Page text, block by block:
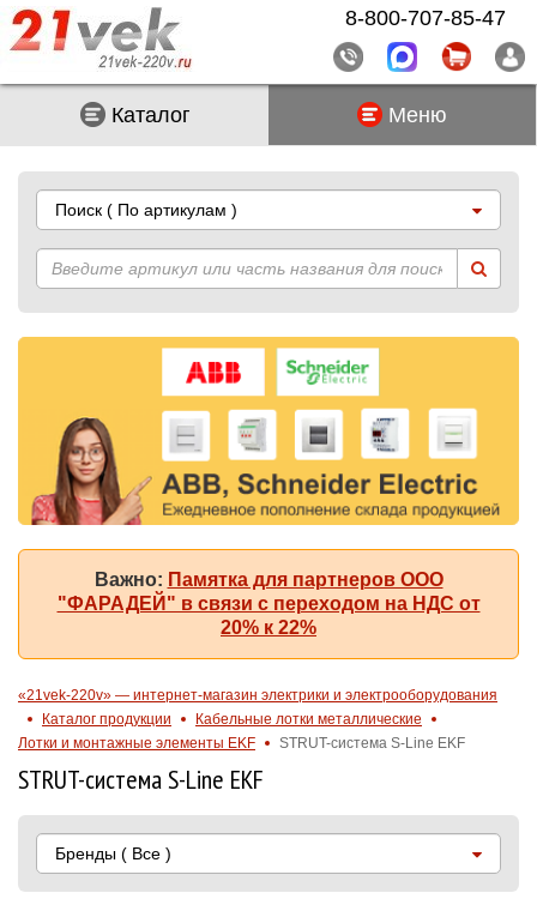
Каталог Меню
Поиск ( По артикулам )
Важно: Памятка для партнеров ООО
"ФАРАДЕЙ" в связи с переходом на НДС от
20% к 22%
«21vek-220v» — интернет-магазин электрики и электрооборудования
Каталог продукции
Кабельные лотки металлические
Лотки и монтажные элементы EKF
STRUT-система S-Line EKF
STRUT-система S-Line EKF
Бренды ( Все )
8-800-707-85-47